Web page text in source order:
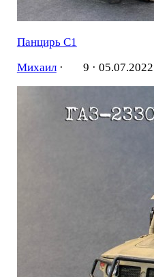
Панцирь С1
Михаил· 9 ·